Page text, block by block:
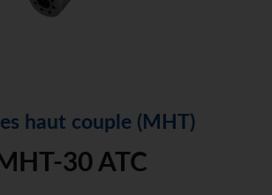
haut couple (MHT)
MHT-30 ATC